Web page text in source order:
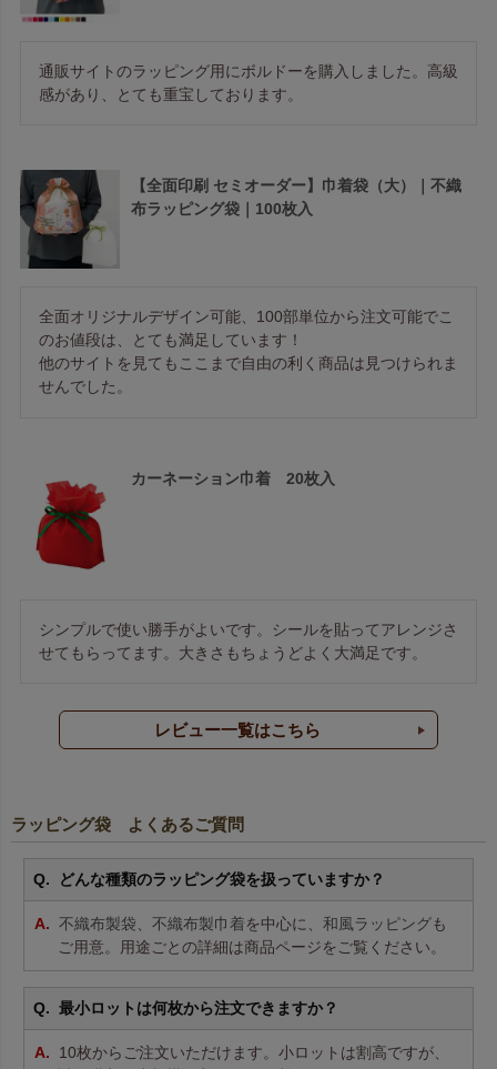
通販サイトのラッピング用にボルドーを購入しました。高級
感があり、とても重宝しております。
【全面印刷 セミオーダー】巾着袋（大）｜不織
布ラッピング袋｜100枚入
全面オリジナルデザイン可能、100部単位から注文可能でこ
のお値段は、とても満足しています！
他のサイトを見てもここまで自由の利く商品は見つけられま
せんでした。
カーネーション巾着 20枚入
シンプルで使い勝手がよいです。シールを貼ってアレンジさ
せてもらってます。大きさもちょうどよく大満足です。
レビュー一覧はこちら
ラッピング袋 よくあるご質問
どんな種類のラッピング袋を扱っていますか？
不織布製袋、 不織布製巾着を中心に、 和風ラッピングも
ご用意。用途ごとの詳細は商品ページをご覧ください。
最小ロットは何枚から注文できますか？
10枚からご注文いただけます。小ロットは割高ですが、